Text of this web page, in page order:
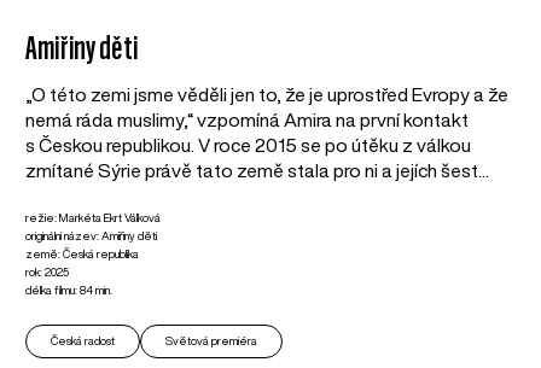
Amiřiny děti
„O této zemi jsme věděli jen to, že je uprostřed Evropy a že
nemá ráda muslimy,“ vzpomíná Amira na první kontakt
s Českou republikou. V roce 2015 se po útěku z válkou
zmítané Sýrie právě tato země stala pro ni a jejích šest...
režie: Markéta Ekrt Válková
originální název: Amiřiny děti
země: Česká republika
rok: 2025
délka filmu: 84 min.
Česká radost Světová premiéra